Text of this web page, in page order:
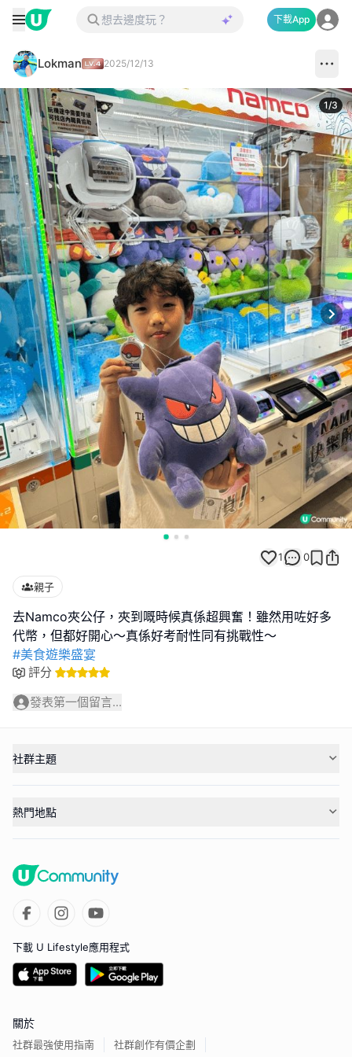
下載App
Lokman 2025/12/13
1/3
1 0
親子
去Namco夾公仔，夾到嘅時候真係超興奮！雖然用咗好多
#美食遊樂盛宴
評分
發表第一個留言...
社群主題
熱門地點
下載 U Lifestyle應用程式
關於
社群最強使用指南 社群創作有價企劃